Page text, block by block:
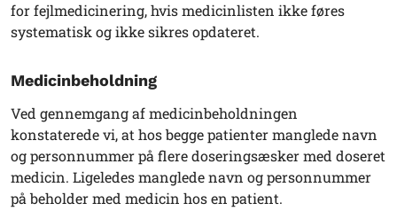
for fejlmedicinering, hvis medicinlisten ikke føres
systematisk og ikke sikres opdateret.
Medicinbeholdning
Ved gennemgang af medicinbeholdningen
konstaterede vi, at hos begge patienter manglede navn
og personnummer på flere doseringsæsker med doseret
medicin. Ligeledes manglede navn og personnummer
på beholder med medicin hos en patient.